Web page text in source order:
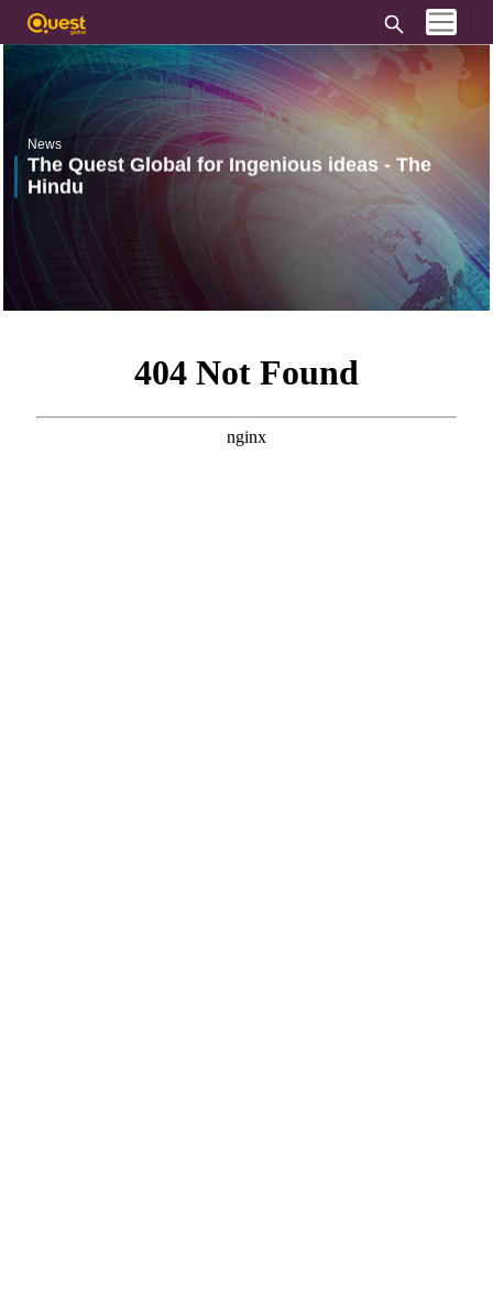
News
The Quest Global for Ingenious ideas - The
Hindu